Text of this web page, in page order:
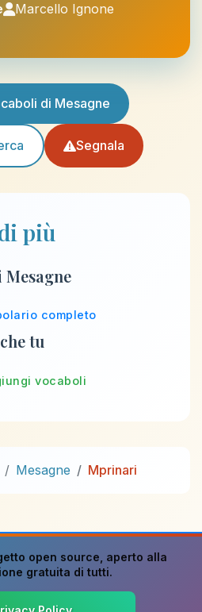
Marcello Ignone
di Mesagne
Segnala
più
completo
tu
vocaboli
Mesagne Mprinari
open source , aperto alla
gratuita di tutti.